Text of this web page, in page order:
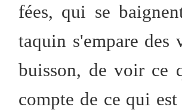
fées, qui se
taquin s'empare des
buisson, de voir ce
compte de ce qui